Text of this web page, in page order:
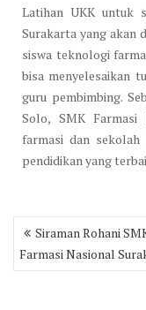
Latihan UKK untuk
Surakarta yang akan
siswa teknologi
bisa menyelesaikan
guru pembimbing.
Solo, SMK Farmasi
farmasi dan sekolah
pendidikan yang
Post
navigation
Siraman Rohani
Farmasi Nasional